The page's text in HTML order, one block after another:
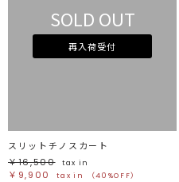
SOLD OUT
再入荷受付
スリットチノスカート
￥16,500
tax in
￥9,900 tax in （40%OFF）